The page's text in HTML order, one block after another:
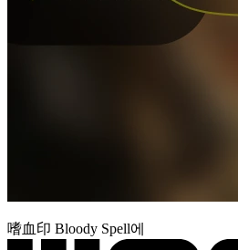
嗜血印 Bloody Spell에